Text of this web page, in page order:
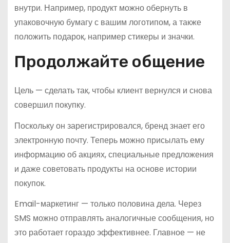
внутри. Например, продукт можно обернуть в
упаковочную бумагу с вашим логотипом, а также
положить подарок, например стикеры и значки.
Продолжайте общение
Цель — сделать так, чтобы клиент вернулся и снова
совершил покупку.
Поскольку он зарегистрировался, бренд знает его
электронную почту. Теперь можно присылать ему
информацию об акциях, специальные предложения
и даже советовать продукты на основе истории
покупок.
Email-маркетинг — только половина дела. Через
SMS можно отправлять аналогичные сообщения, но
это работает гораздо эффективнее. Главное — не